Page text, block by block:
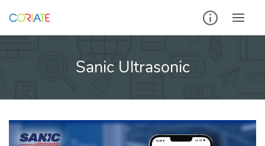
content
Sanic Ultrasonic